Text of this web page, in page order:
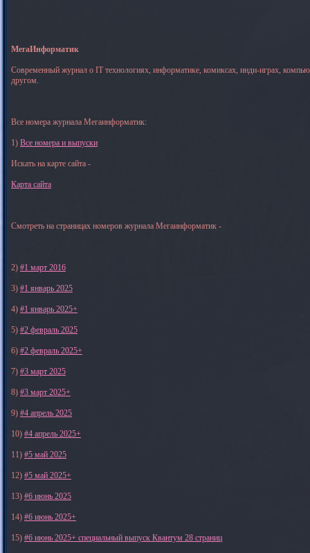
МегаИнформатик
Современный журнал о IT технологиях, информатике, комиксах, инди-играх,
другом.
Все номера журнала Мегаинформатик:
1) Все номера и выпуски
Искать на карте сайта -
Карта сайта
Смотреть на страницах номеров журнала Мегаинформатик -
2) #1 март 2016
3) #1 январь 2025
4) #1 январь 2025+
5) #2 февраль 2025
6) #2 февраль 2025+
7) #3 март 2025
8) #3 март 2025+
9) #4 апрель 2025
10) #4 апрель 2025+
11) #5 май 2025
12) #5 май 2025+
13) #6 июнь 2025
14) #6 июнь 2025+
15) #6 июнь 2025+ специальный выпуск Квантум 28 страниц